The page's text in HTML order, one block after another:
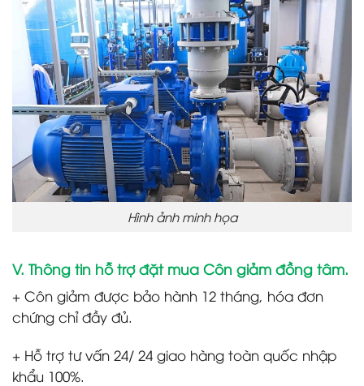
Hình ảnh minh họa
V. Thông tin hỗ trợ đặt mua Côn giảm đồng tâm.
+ Côn giảm được bảo hành 12 tháng, hóa đơn
chứng chỉ đầy đủ.
+ Hỗ trợ tư vấn 24/ 24 giao hàng toàn quốc nhập
khẩu 100%.